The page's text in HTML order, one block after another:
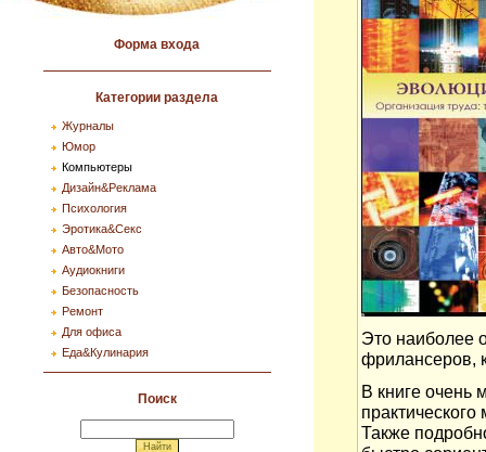
Форма входа
Категории раздела
Журналы
Юмор
Компьютеры
Дизайн&Реклама
Психология
Эротика&Секс
Авто&Мото
Аудиокниги
Безопасность
Ремонт
Для офиса
Еда&Кулинария
Поиск
Это наиболее
фрилансеров,
В книге очень
Также